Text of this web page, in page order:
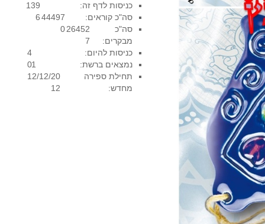
ר
י
ם
נ
ו
ש
139
6
כניסות לדף זה:
44497
0
סה"כ קוראים:
26452
7
סה"כ
מבקרים:
4
0
כניסות להיום:
1
נמצאים ברשת:
12/12/20
12
תחילת ספירה
מחדש: